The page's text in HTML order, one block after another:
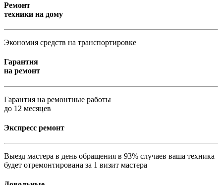
Ремонт
техники на дому
Экономия средств на транспортировке
Гарантия
на ремонт
Гарантия на ремонтные работы
до 12 месяцев
Экспресс ремонт
Выезд мастера в день обращения в 93% случаев ваша техника
будет отремонтирована за 1 визит мастера